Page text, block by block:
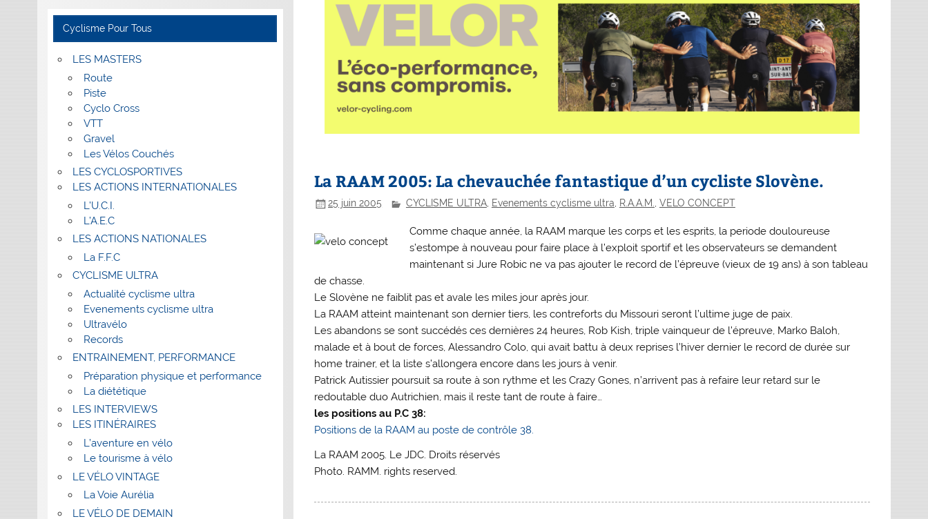
La RAAM 2005: La chevauchée fantastique d’un cycliste Slovène.
25 juin 2005 CYCLISME ULTRA, Evenements cyclisme ultra, R.A.A.M., VELO CONCEPT
Comme chaque année, la RAAM marque les corps et les esprits, la periode douloureuse
s’estompe à nouveau pour faire place à l’exploit sportif et les observateurs se demandent
maintenant si Jure Robic ne va pas ajouter le record de l’épreuve (vieux de 19 ans) à son tableau
de chasse.
Le Slovène ne faiblit pas et avale les miles jour après jour.
La RAAM atteint maintenant son dernier tiers, les contreforts du Missouri seront l’ultime juge de paix.
Les abandons se sont succédés ces dernières 24 heures, Rob Kish, triple vainqueur de l’épreuve, Marko Baloh,
malade et à bout de forces, Alessandro Colo, qui avait battu à deux reprises l’hiver dernier le record de durée sur
home trainer, et la liste s’allongera encore dans les jours à venir.
Patrick Autissier poursuit sa route à son rythme et les Crazy Gones, n’arrivent pas à refaire leur retard sur le
redoutable duo Autrichien, mais il reste tant de route à faire…
les positions au P.C 38:
Positions de la RAAM au poste de contrôle 38.
La RAAM 2005. Le JDC. Droits réservés
Photo. RAMM. rights reserved.
Cyclisme Pour Tous
LES MASTERS
Route
Piste
Cyclo Cross
VTT
Gravel
Les Vélos Couchés
LES CYCLOSPORTIVES
LES ACTIONS INTERNATIONALES
L’U.C.I.
L’A.E.C
LES ACTIONS NATIONALES
La F.F.C
CYCLISME ULTRA
Actualité cyclisme ultra
Evenements cyclisme ultra
Ultravélo
Records
ENTRAINEMENT, PERFORMANCE
Préparation physique et performance
La diététique
LES INTERVIEWS
LES ITINÉRAIRES
L’aventure en vélo
Le tourisme à vélo
LE VÉLO VINTAGE
La Voie Aurélia
LE VÉLO DE DEMAIN